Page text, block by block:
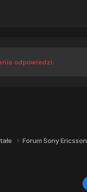
odpowiedzi.
Forum Sony Ericsson